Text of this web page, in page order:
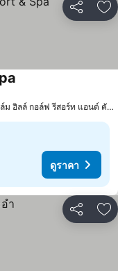
แชร์ เ
ม ฮิลล์ กอล์ฟ รีสอร์ท แอนด์ คัน
ดูราคา
แชร์ เ